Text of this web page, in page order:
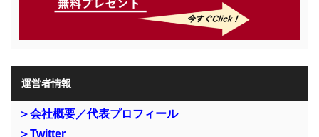
運営者情報
＞会社概要／代表プロフィール
＞Twitter